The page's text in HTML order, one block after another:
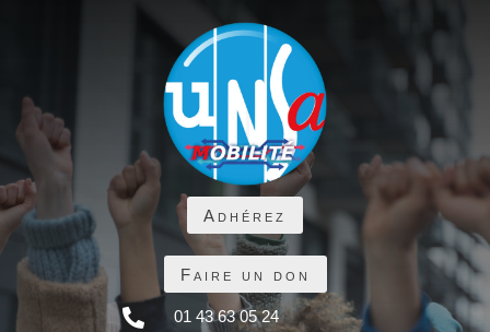
Adhérez
Faire un don
 01 43 63 05 24